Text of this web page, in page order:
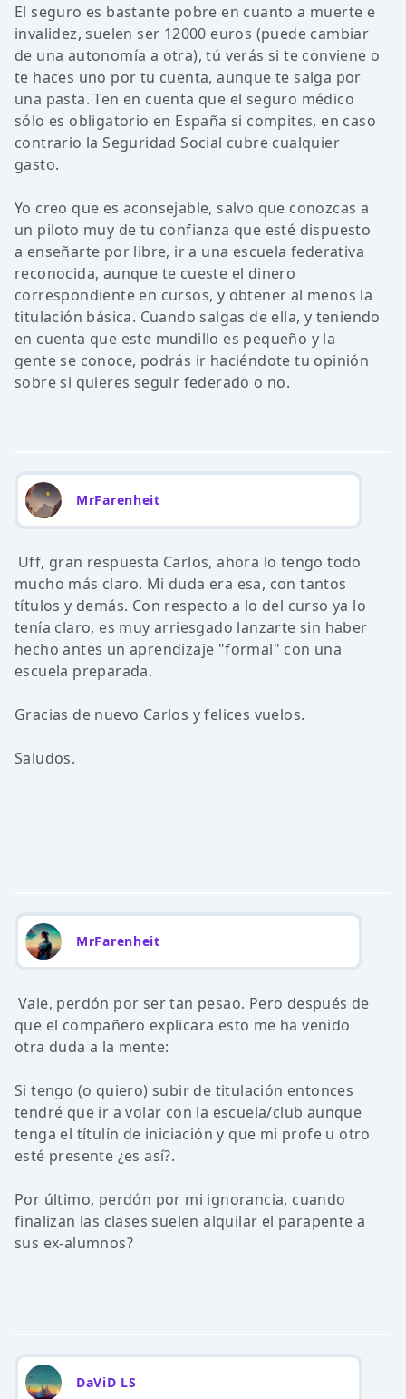
El seguro es bastante pobre en cuanto a muerte e
invalidez, suelen ser 12000 euros (puede cambiar
de una autonomía a otra), tú verás si te conviene o
te haces uno por tu cuenta, aunque te salga por
una pasta. Ten en cuenta que el seguro médico
sólo es obligatorio en España si compites, en caso
contrario la Seguridad Social cubre cualquier
gasto.
Yo creo que es aconsejable, salvo que conozcas a
un piloto muy de tu confianza que esté dispuesto
a enseñarte por libre, ir a una escuela federativa
reconocida, aunque te cueste el dinero
correspondiente en cursos, y obtener al menos la
titulación básica. Cuando salgas de ella, y teniendo
en cuenta que este mundillo es pequeño y la
gente se conoce, podrás ir haciéndote tu opinión
sobre si quieres seguir federado o no.
MrFarenheit
Uff, gran respuesta Carlos, ahora lo tengo todo
mucho más claro. Mi duda era esa, con tantos
títulos y demás. Con respecto a lo del curso ya lo
tenía claro, es muy arriesgado lanzarte sin haber
hecho antes un aprendizaje "formal" con una
escuela preparada.
Gracias de nuevo Carlos y felices vuelos.
Saludos.
MrFarenheit
Vale, perdón por ser tan pesao. Pero después de
que el compañero explicara esto me ha venido
otra duda a la mente:
Si tengo (o quiero) subir de titulación entonces
tendré que ir a volar con la escuela/club aunque
tenga el títulín de iniciación y que mi profe u otro
esté presente ¿es así?.
Por último, perdón por mi ignorancia, cuando
finalizan las clases suelen alquilar el parapente a
sus ex-alumnos?
DaViD LS